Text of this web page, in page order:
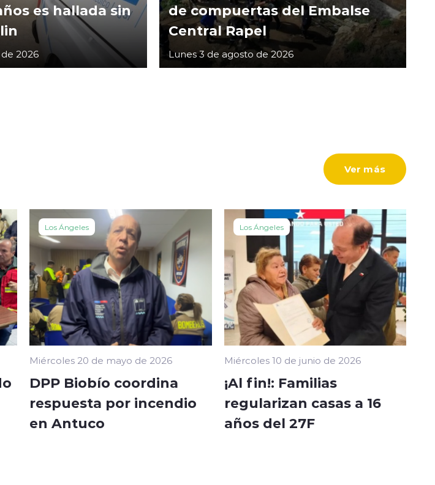
es hallada sin
2026
de compuertas del Embalse
Central Rapel
Lunes 3 de agosto de 2026
Ver más
Los Ángeles
Miércoles 20 de mayo de 2026
DPP Biobío coordina
respuesta por incendio
en Antuco
Los Ángeles
Miércoles 10 de junio de 2026
¡Al fin!: Familias
regularizan casas a 16
años del 27F